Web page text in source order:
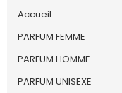
Accueil
PARFUM FEMME
PARFUM HOMME
PARFUM UNISEXE